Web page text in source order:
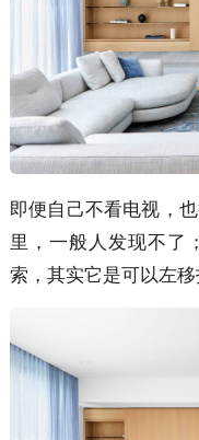
即便自己不看电视，
里，一般人发现不了
索，其实它是可以左